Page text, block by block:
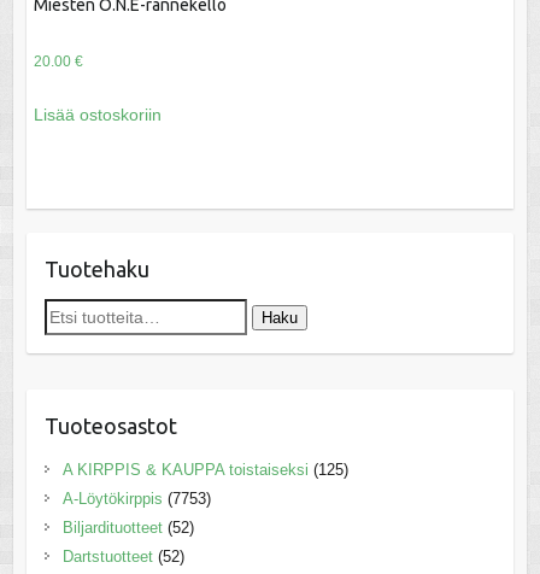
Miesten O.N.E-rannekello
20.00 €
Lisää ostoskoriin
Tuotehaku
Etsi: Haku
Tuoteosastot
A KIRPPIS & KAUPPA toistaiseksi (125)
A-Löytökirppis (7753)
Biljardituotteet (52)
Dartstuotteet (52)